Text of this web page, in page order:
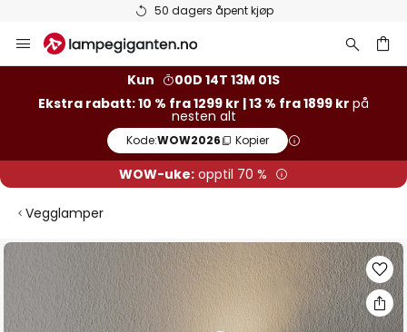
50 dagers åpent kjøp
Hopp
til
Kun
00D 14T 13M 01S
Ekstra rabatt: 10 % fra 1299 kr | 13 % fra 1899 kr på
nesten alt
Kode:WOW2026 Kopier
WOW-uke: opptil 70 %
Vegglamper
Gå
av